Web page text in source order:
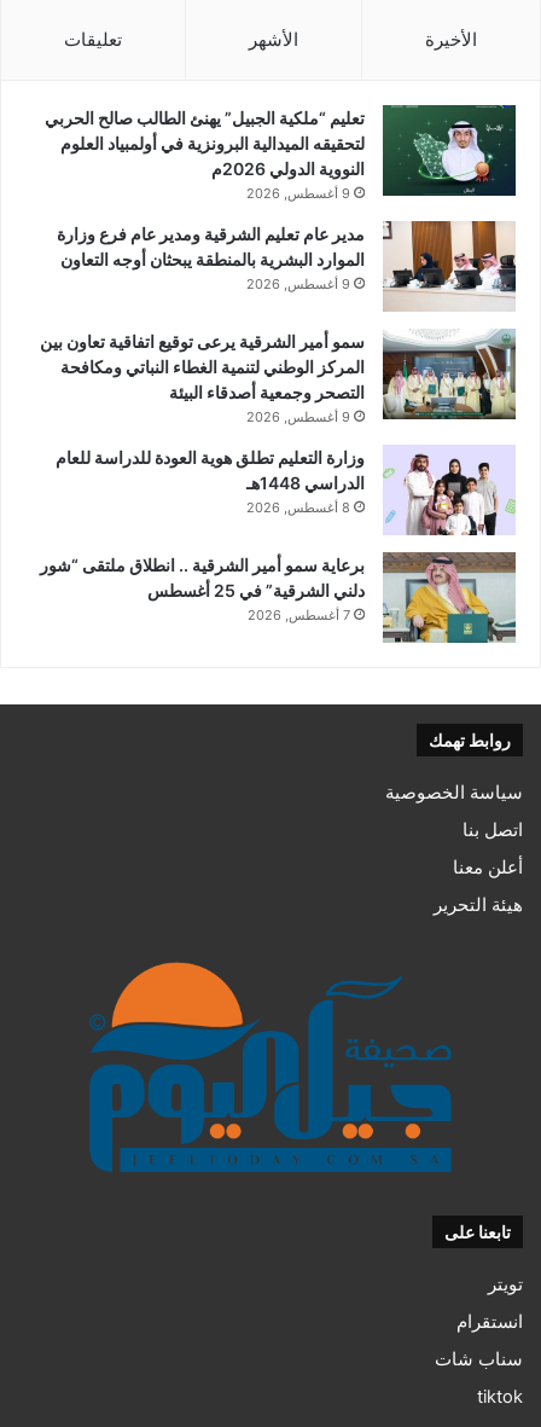
الأخيرة الأشهر تعليقات
تعليم “ملكية الجبيل” يهنئ الطالب صالح الحربي
لتحقيقه الميدالية البرونزية في أولمبياد العلوم
النووية الدولي 2026م
9 أغسطس, 2026
مدير عام تعليم الشرقية ومدير عام فرع وزارة
الموارد البشرية بالمنطقة يبحثان أوجه التعاون
9 أغسطس, 2026
سمو أمير الشرقية يرعى توقيع اتفاقية تعاون بين
المركز الوطني لتنمية الغطاء النباتي ومكافحة
التصحر وجمعية أصدقاء البيئة
9 أغسطس, 2026
وزارة التعليم تطلق هوية العودة للدراسة للعام
الدراسي 1448هـ
8 أغسطس, 2026
برعاية سمو أمير الشرقية .. انطلاق ملتقى “شور
دلني الشرقية” في 25 أغسطس
7 أغسطس, 2026
روابط تهمك
سياسة الخصوصية
اتصل بنا
أعلن معنا
هيئة التحرير
تابعنا على
تويتر
انستقرام
سناب شات
tiktok